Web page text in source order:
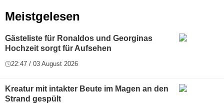
Meistgelesen
Gästeliste für Ronaldos und Georginas
Hochzeit sorgt für Aufsehen
22:47 / 03 August 2026
Kreatur mit intakter Beute im Magen an den
Strand gespült